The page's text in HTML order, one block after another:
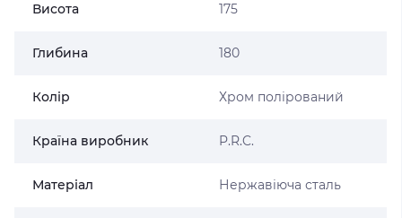
Висота 175
Глибина 180
Колір Хром полірований
Країна виробник P.R.C.
Матеріал Нержавіюча сталь